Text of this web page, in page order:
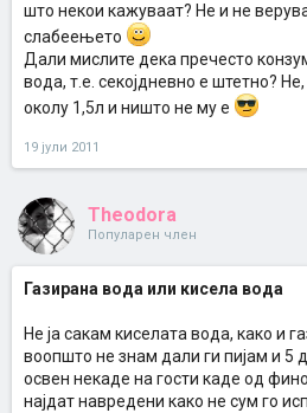
што некои кажуваат? Не и не
слабеењето
Дали мислите дека пречесто
вода, т.е. секојдневно е штетно?
околу 1,5л и ништо не му е
19 јули 2011
Theodora
Популарен член
Газирана вода или кисела вода
Не ја сакам киселата вода, како и
воопшто не знам дали ги пијам и 5
освен некаде на гости каде од
најдат навредени како не сум го